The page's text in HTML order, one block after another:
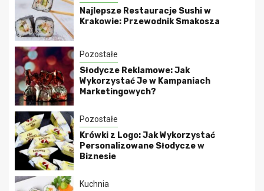
Najlepsze Restauracje Sushi w
Krakowie: Przewodnik Smakosza
Pozostałe
Słodycze Reklamowe: Jak
Wykorzystać Je w Kampaniach
Marketingowych?
Pozostałe
Krówki z Logo: Jak Wykorzystać
Personalizowane Słodycze w
Biznesie
Kuchnia